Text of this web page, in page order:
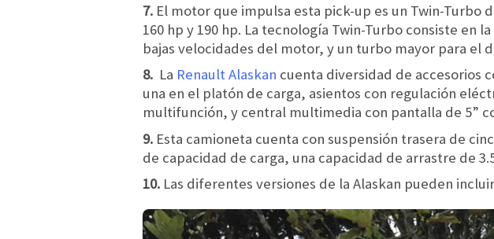
7. El motor que impulsa esta pick-up es un Twin-
160 hp y 190 hp. La tecnología Twin-Turbo consiste en
bajas velocidades del motor, y un turbo mayor para el
8. La Renault Alaskan cuenta diversidad de accesorios
una en el platón de carga, asientos con regulación
multifunción, y central multimedia con pantalla de 5”
9. Esta camioneta cuenta con suspensión trasera de
de capacidad de carga, una capacidad de arrastre de
10. Las diferentes versiones de la Alaskan pueden